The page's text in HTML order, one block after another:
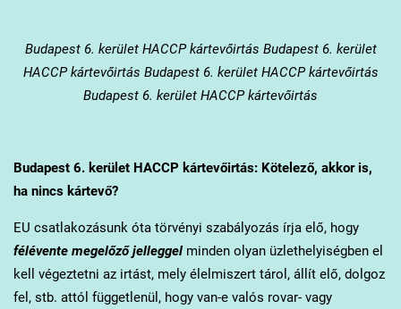
Budapest 6. kerületHACCP kártevőirtás Budapest 6. kerület
HACCP kártevőirtás Budapest 6. kerület HACCP kártevőirtás
Budapest 6. kerület HACCP kártevőirtás
Budapest 6. kerületHACCP kártevőirtás: Kötelező, akkor is,
ha nincs kártevő?
EU csatlakozásunk óta törvényi szabályozás írja elő, hogy
félévente megelőző jelleggelminden olyan üzlethelyiségben el
kell végeztetni az irtást, mely élelmiszert tárol, állít elő, dolgoz
fel, stb. attól függetlenül, hogy van-e valós rovar- vagy